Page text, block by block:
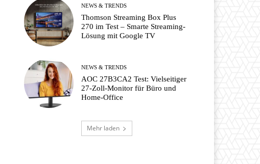
NEWS & TRENDS
Thomson Streaming Box Plus
270 im Test – Smarte Streaming-
Lösung mit Google TV
NEWS & TRENDS
AOC 27B3CA2 Test: Vielseitiger
27-Zoll-Monitor für Büro und
Home-Office
Mehr laden